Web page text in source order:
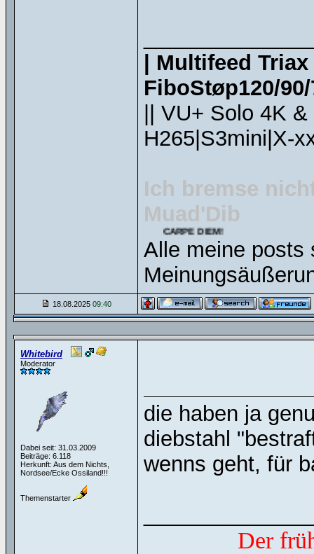
| Multifeed
FiboStøp120/
|| VU+ Solo 4K
H265|S3mini|X-
Ich bremse
Muad'Dib
CARPE DIEM!
Alle meine posts
18.08.2025 09:40
Whitebird
Moderator
Dabei seit: 31.03.2009
Beiträge: 6.118
Herkunft: Aus dem Nichts,
Nordsee/Ecke Ossiland!!!
Themenstarter
die haben ja
diebstahl
wenns geht, für
Der